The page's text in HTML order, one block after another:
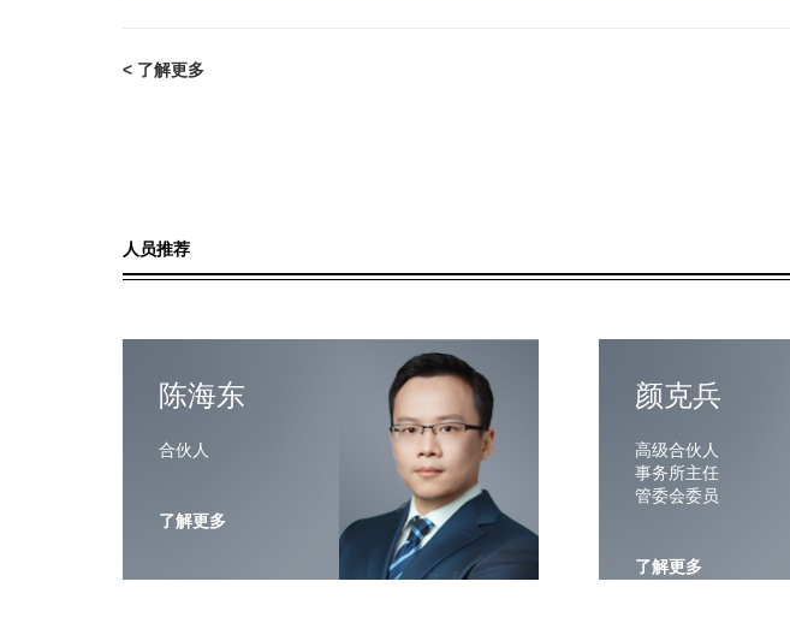
< 了解更多
人员推荐
陈海东
合伙人
了解更多
颜克兵
高级合伙人
事务所主任
管委会委员
了解更多